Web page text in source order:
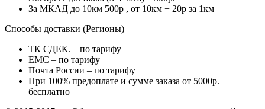
За МКАД до 10км 500р , от 10км + 20р за 1км
Способы доставки (Регионы)
ТК СДЕК. – по тарифу
EMC – по тарифу
Почта России – по тарифу
При 100% предоплате и сумме заказа от 5000р. –
бесплатно